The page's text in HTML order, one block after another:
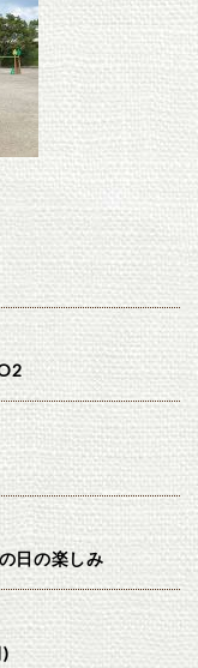
日の楽しみ